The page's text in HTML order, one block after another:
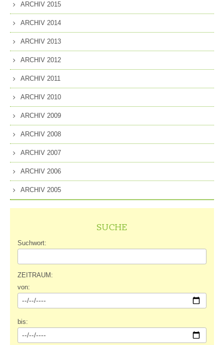
ARCHIV 2015
ARCHIV 2014
ARCHIV 2013
ARCHIV 2012
ARCHIV 2011
ARCHIV 2010
ARCHIV 2009
ARCHIV 2008
ARCHIV 2007
ARCHIV 2006
ARCHIV 2005
SUCHE
Suchwort:
ZEITRAUM:
von:
bis: